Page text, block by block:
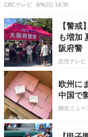
CBCテレビ 8/9(日) 14:35
【警戒
も増加
阪府警
読売テレビ
欧州に
中国で
聯合ニュー